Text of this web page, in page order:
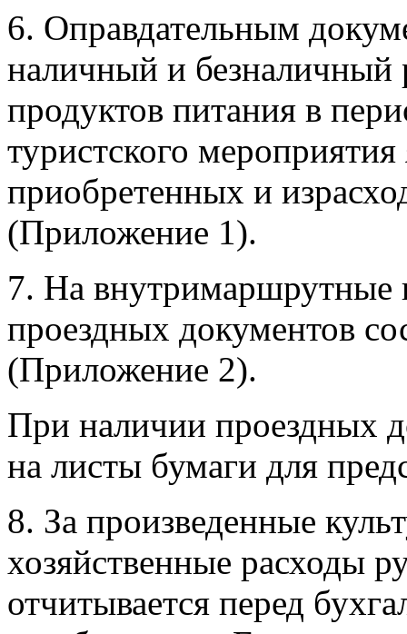
6. Оправдательным
наличный и безналичный
продуктов питания в
туристского мероприятия
приобретенных и
(Приложение 1).
7. На внутримаршрутные
проездных документов
(Приложение 2).
При наличии проездных
на листы бумаги для
8. За произведенные
хозяйственные расходы
отчитывается перед